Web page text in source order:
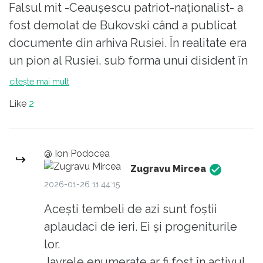
Falsul mit -Ceaușescu patriot-naționalist- a
fost demolat de Bukovski când a publicat
documente din arhiva Rusiei. În realitate era
un pion al Rusiei. sub forma unui disident în
raport cu URSS.
Toți sunt egali- și proștii și inteligenții, și
analfabeții și intelectualii etc. Elita
comunistă era ,în realitate semianalfabeți
studii 7 clase, liceu facultate în cel mult doi
Industrializarea forțată a fost falimentară,
frigul foametea, lipsa totală a unei libertăți
sunt elementele de bună stare.
citește mai mult
Like 2
@ Ion Podocea
Zugravu Mircea
2026-01-26 11:44:15
Acești tembeli de azi sunt foștii
aplaudaci de ieri. Ei și progeniturile
lor.